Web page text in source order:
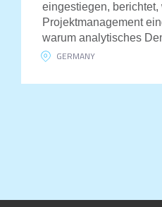
eingestiegen, berichtet,
Projektmanagement
warum analytisches
GERMANY